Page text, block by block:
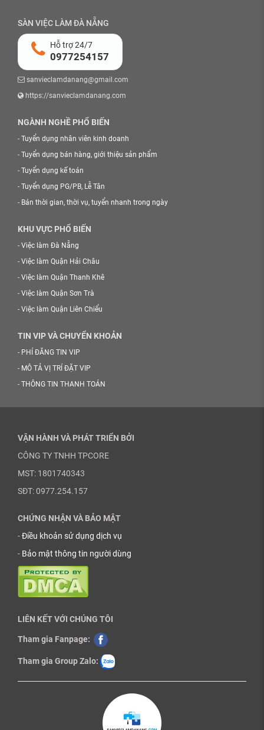
SÀN VIỆC LÀM ĐÀ NẴNG
Hỗ trợ 24/7
0977254157
sanvieclamdanang@gmail.com
https://sanvieclamdanang.com
NGÀNH NGHỀ PHỔ BIẾN
- Tuyển dụng nhân viên kinh doanh
- Tuyển dụng bán hàng, giới thiệu sản phẩm
- Tuyển dụng kế toán
- Tuyển dụng PG/PB, Lễ Tân
- Bán thời gian, thời vụ, tuyển nhanh trong ngày
KHU VỰC PHỔ BIẾN
- Việc làm Đà Nẵng
- Việc làm Quận Hải Châu
- Việc làm Quận Thanh Khê
- Việc làm Quận Sơn Trà
- Việc làm Quận Liên Chiểu
TIN VIP VÀ CHUYỂN KHOẢN
- PHÍ ĐĂNG TIN VIP
- MÔ TẢ VỊ TRÍ ĐẶT VIP
- THÔNG TIN THANH TOÁN
VẬN HÀNH VÀ PHÁT TRIỂN BỞI
CÔNG TY TNHH TPCORE
MST: 1801740343
SĐT: 0977.254.157
CHỨNG NHẬN VÀ BẢO MẬT
-Điều khoản sử dụng dịch vụ
- Bảo mật thông tin người dùng
LIÊN KẾT VỚI CHÚNG TÔI
Tham gia Fanpage:
Tham gia Group Zalo: